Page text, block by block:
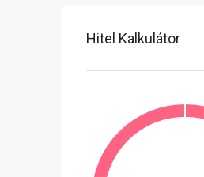
Hitel Kalkulátor